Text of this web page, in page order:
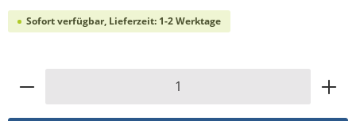
Sofort verfügbar, Lieferzeit: 1-2 Werktage
Produkt Anzahl: Gib den gewünschten